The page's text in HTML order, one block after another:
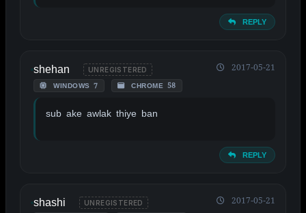
REPLY
shehan UNREGISTERED
WINDOWS 7 CHROME 58
2017-05-21
sub ake awlak thiye ban
REPLY
shashi UNREGISTERED 2017-05-21